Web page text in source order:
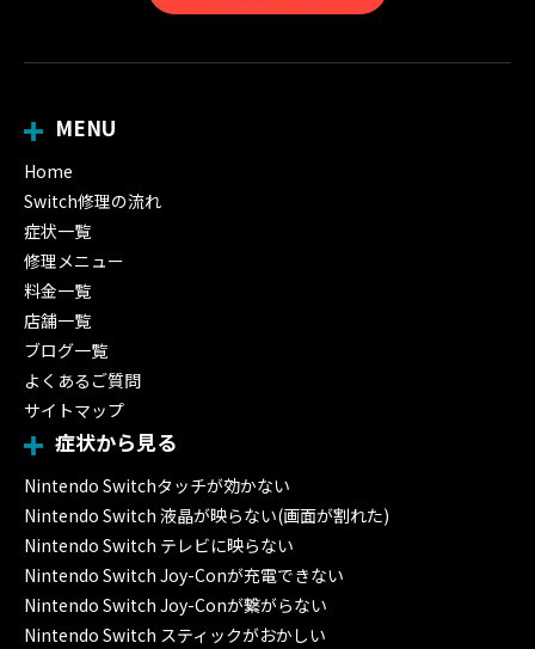
MENU
Home
Switch修理の流れ
症状一覧
修理メニュー
料金一覧
店舗一覧
ブログ一覧
よくあるご質問
サイトマップ
症状から見る
Nintendo Switchタッチが効かない
Nintendo Switch 液晶が映らない(画面が割れた)
Nintendo Switch テレビに映らない
Nintendo Switch Joy-Conが充電できない
Nintendo Switch Joy-Conが繋がらない
Nintendo Switch スティックがおかしい